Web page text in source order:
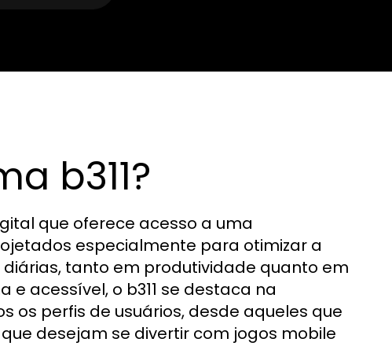
b311?
que oferece acesso a uma
especialmente para otimizar a
tanto em produtividade quanto em
acessível, o b311 se destaca na
os perfis de usuários, desde aqueles que
desejam se divertir com jogos mobile